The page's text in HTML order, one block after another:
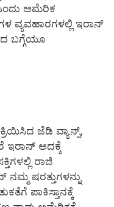
ಅಮೆರಿಕ
ವ್ಯವಹಾರಗಳಲ್ಲಿ ಇರಾನ್
ಬಗ್ಗೆಯೂ
ಜೆಡಿ ವ್ಯಾನ್ಸ್,
ಇರಾನ್ ಅದಕ್ಕೆ
ರಾಜಿ
ಷರತ್ತುಗಳನ್ನು
ಪಾಕಿಸ್ತಾನಕ್ಕೆ